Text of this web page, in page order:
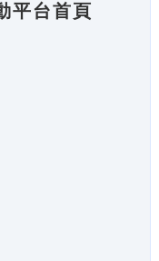
平台首頁